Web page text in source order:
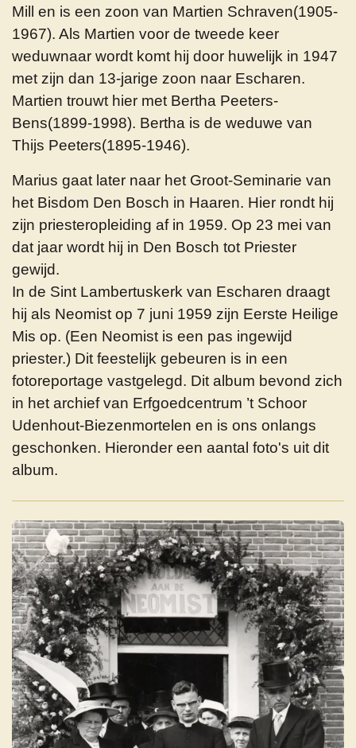
Mill en is een zoon van Martien Schraven(1905-
1967). Als Martien voor de tweede keer
weduwnaar wordt komt hij door huwelijk in 1947
met zijn dan 13-jarige zoon naar Escharen.
Martien trouwt hier met Bertha Peeters-
Bens(1899-1998). Bertha is de weduwe van
Thijs Peeters(1895-1946).
Marius gaat later naar het Groot-Seminarie van
het Bisdom Den Bosch in Haaren. Hier rondt hij
zijn priesteropleiding af in 1959. Op 23 mei van
dat jaar wordt hij in Den Bosch tot Priester
gewijd.
In de Sint Lambertuskerk van Escharen draagt
hij als Neomist op 7 juni 1959 zijn Eerste Heilige
Mis op. (Een Neomist is een pas ingewijd
priester.) Dit feestelijk gebeuren is in een
fotoreportage vastgelegd. Dit album bevond zich
in het archief van Erfgoedcentrum ’t Schoor
Udenhout-Biezenmortel en en is ons onlangs
geschonken. Hieronder een aantal foto's uit dit
album.